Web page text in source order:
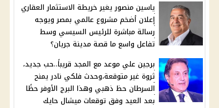
ياسين منصور يغير خريطة الاستثمار العقاري
إعلان أضخم مشروع عالمي بمصر ويوجه
رسالة مباشرة للرئيس السيسي وسط
تفاعل واسع ما قصة مدينة جريان؟
برجين علي موعد مع المجد قريباً..حب جديد،
ثروة غير متوقعة،وحدث فلكي نادر يمنح
السرطان حظ ذهبي وهذا البرج الأوفر حظًا
بعد العيد وفق توقعات ميشال حايك